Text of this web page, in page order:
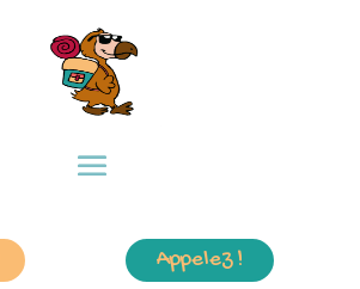
Appelez !